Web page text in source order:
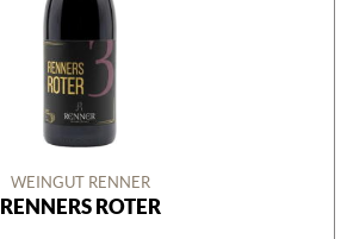
WEINGUT RENNER
RENNERS ROTER